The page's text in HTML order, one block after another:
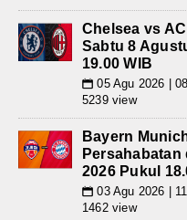
Chelsea vs
Sabtu 8
19.00 WIB
📅 05 Agu 2026 |
5239 view
Bayern
2026 Pukul
📅 03 Agu 2026 |
1462 view